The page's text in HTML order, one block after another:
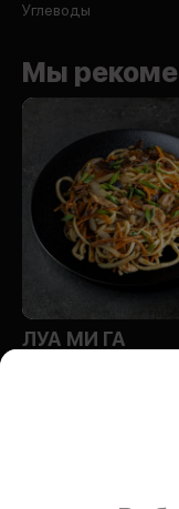
Углеводы
Мы
ЛУА МИ ГА
ИП Эм